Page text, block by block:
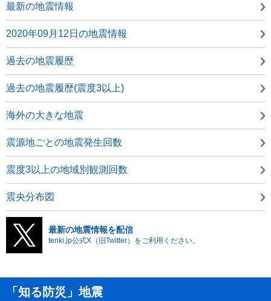
最新の地震情報
2020年09月12日の地震情報
過去の地震履歴
過去の地震履歴(震度3以上)
海外の大きな地震
震源地ごとの地震発生回数
震度3以上の地域別観測回数
震央分布図
最新の地震情報を配信
tenki.jp公式X（旧Twitter）をご利用ください。
「知る防災」地震